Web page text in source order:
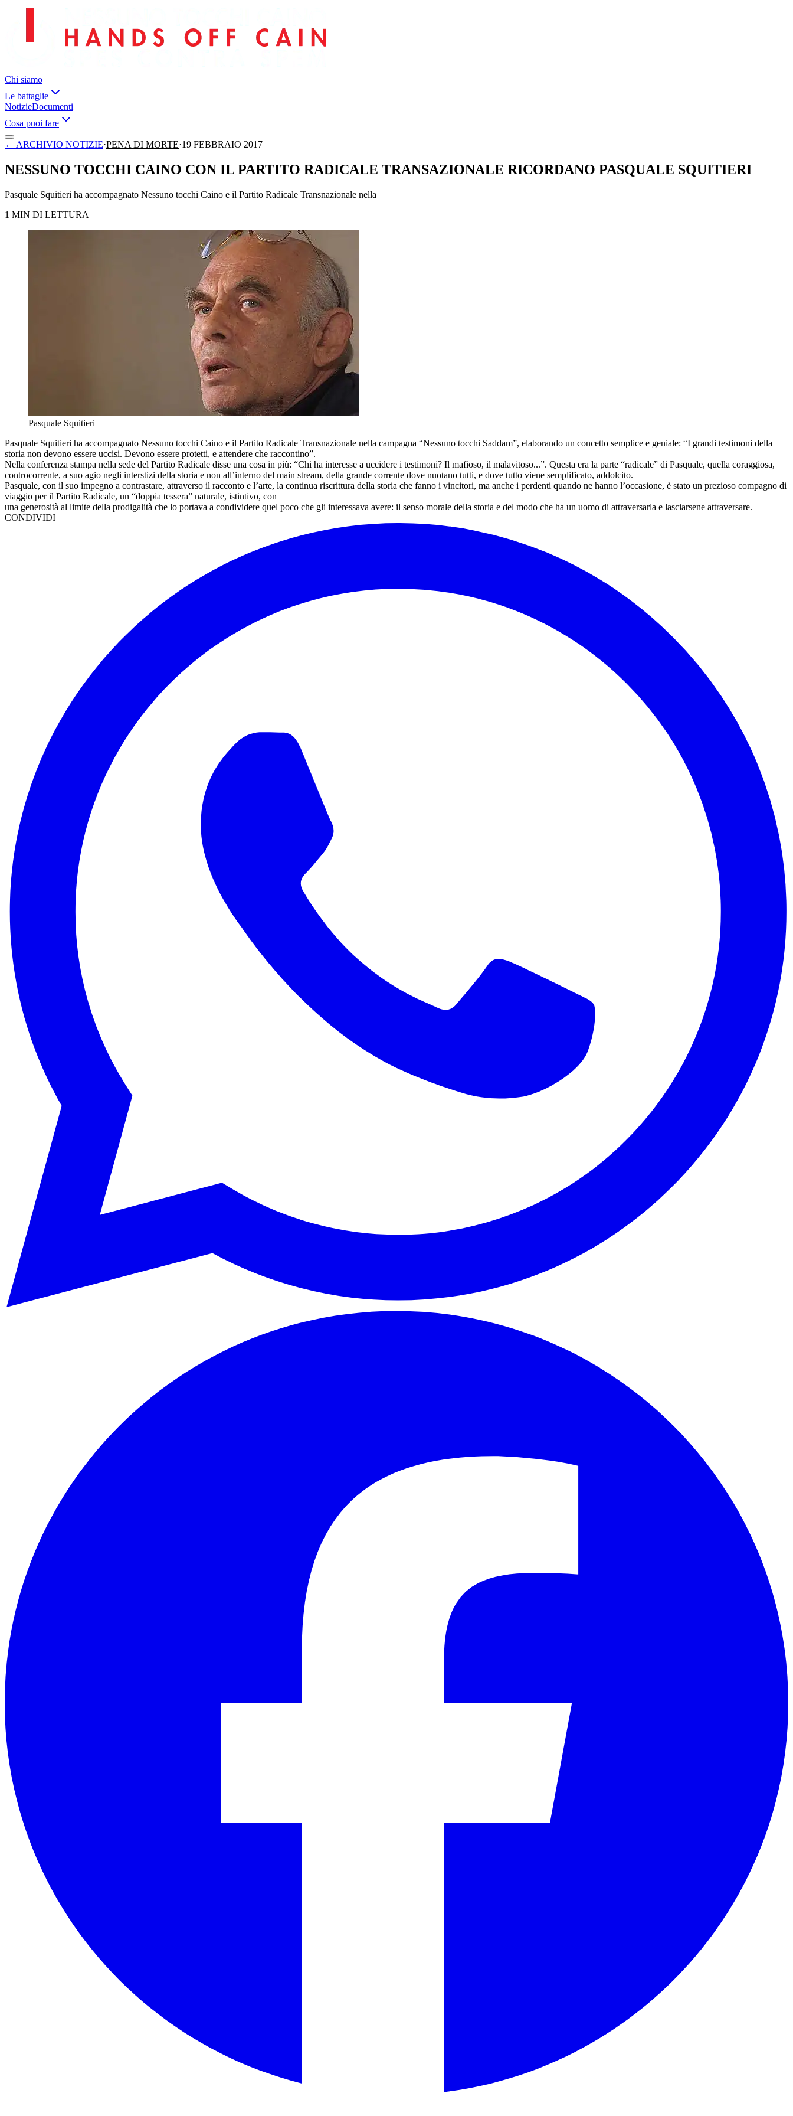
Chi siamo
Le battaglie
NotizieDocumenti
Cosa puoi fare
← ARCHIVIO NOTIZIE·PENA DI MORTE·19 FEBBRAIO 2017
NESSUNO TOCCHI CAINO CON IL PARTITO RADICALE TRANSAZIONALE RICORDANO PASQUALE SQUITIERI
Pasquale Squitieri ha accompagnato Nessuno tocchi Caino e il Partito Radicale Transnazionale nella
1 MIN DI LETTURA
Pasquale Squitieri
Pasquale Squitieri ha accompagnato Nessuno tocchi Caino e il Partito Radicale Transnazionale nella campagna “Nessuno tocchi Saddam”, elaborando un concetto semplice e geniale: “I grandi testimoni della
storia non devono essere uccisi. Devono essere protetti, e attendere che raccontino”.
Nella conferenza stampa nella sede del Partito Radicale disse una cosa in più: “Chi ha interesse a uccidere i testimoni? Il mafioso, il malavitoso...”. Questa era la parte “radicale” di Pasquale, quella coraggiosa,
controcorrente, a suo agio negli interstizi della storia e non all’interno del main stream, della grande corrente dove nuotano tutti, e dove tutto viene semplificato, addolcito.
Pasquale, con il suo impegno a contrastare, attraverso il racconto e l’arte, la continua riscrittura della storia che fanno i vincitori, ma anche i perdenti quando ne hanno l’occasione, è stato un prezioso compagno di
viaggio per il Partito Radicale, un “doppia tessera” naturale, istintivo, con
una generosità al limite della prodigalità che lo portava a condividere quel poco che gli interessava avere: il senso morale della storia e del modo che ha un uomo di attraversarla e lasciarsene attraversare.
CONDIVIDI